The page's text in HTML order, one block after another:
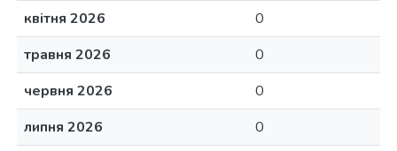
квітня 2026
0
травня 2026
0
червня 2026
0
липня 2026
0